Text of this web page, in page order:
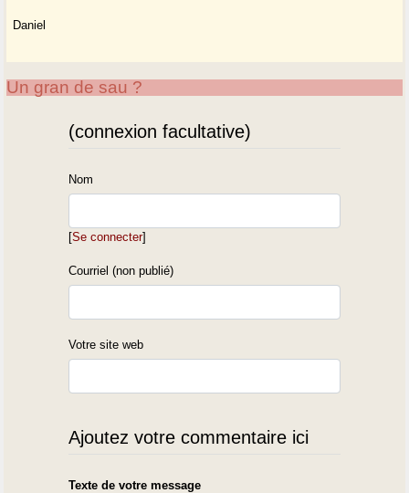
Daniel
Un gran de sau ?
(connexion facultative)
Nom
[Se connecter]
Courriel (non publié)
Votre site web
Ajoutez votre commentaire ici
Texte de votre message